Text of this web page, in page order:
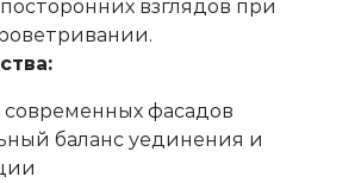
взглядов при
современных фасадов
баланс уединения и